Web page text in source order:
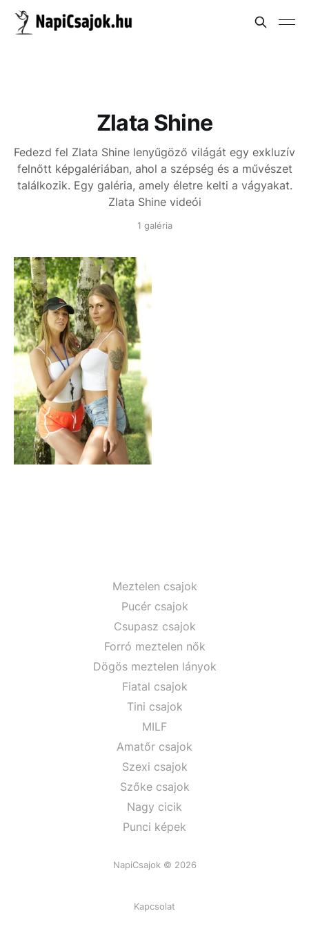
Zlata Shine
Fedezd fel Zlata Shine lenyűgöző világát egy exkluzív
felnőtt képgalériában, ahol a szépség és a művészet
találkozik. Egy galéria, amely életre kelti a vágyakat.
Zlata Shine videói
1 galéria
Meztelen csajok
Pucér csajok
Csupasz csajok
Forró meztelen nők
Dögös meztelen lányok
Fiatal csajok
Tini csajok
MILF
Amatőr csajok
Szexi csajok
Szőke csajok
Nagy cicik
Punci képek
NapiCsajok © 2026
Kapcsolat